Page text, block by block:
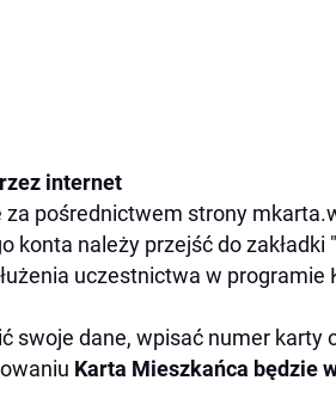
internet
za pośrednictwem strony
konta należy przejść do
uczestnictwa w programie
swoje dane, wpisać numer karty
Karta Mieszkańca będzie